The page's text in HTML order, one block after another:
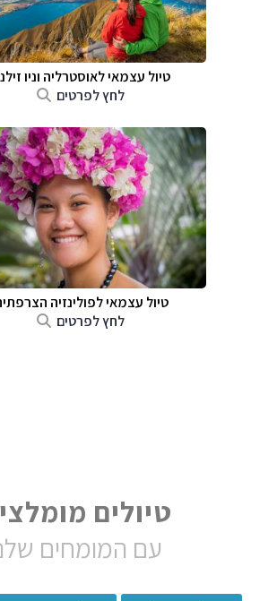
טיול עצמאי לאוסטרליה וניו
לחץ לפרטים
טיול עצמאי לפולינזיה
לחץ לפרטים
טיולים
עם המומחים